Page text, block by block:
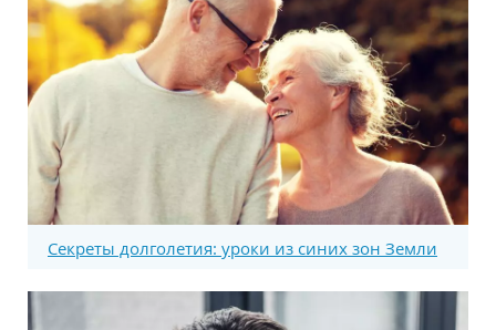
Секреты долголетия: уроки из синих зон Земли